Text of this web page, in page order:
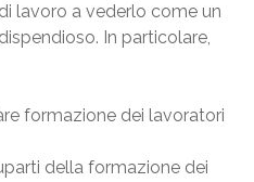
lavoro a vederlo come un
In particolare,
formazione dei lavoratori
della formazione dei